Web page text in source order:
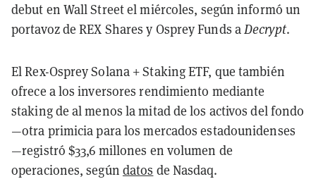
debut en Wall Street el miércoles, según informó un
portavoz de REX Shares y Osprey Funds aDecrypt.
El Rex-Osprey Solana + Staking ETF, que también
ofrece a los inversores rendimiento mediante
staking de al menos la mitad de los activos del fondo
—otra primicia para los mercados estadounidenses
—registró $33,6 millones en volumen de
operaciones, según datos de Nasdaq.